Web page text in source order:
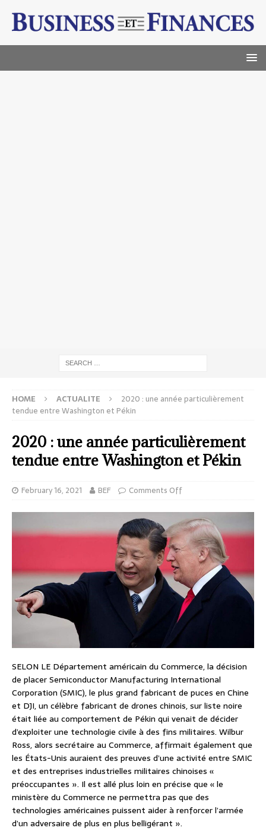
HOME ACTUALITE
2020 : une année particulièrement
tendue entre Washington et Pékin
2020 : une année particulièrement
tendue entre Washington et Pékin
February 16, 2021 BEF Comments Off
SELON LE Département américain du Commerce, la décision
de placer Semiconductor Manufacturing International
Corporation (SMIC), le plus grand fabricant de puces en Chine
et DJI, un célèbre fabricant de drones chinois, sur liste noire
était liée au comportement de Pékin qui venait de décider
d’exploiter une technologie civile à des fins militaires. Wilbur
Ross, alors secrétaire au Commerce, affirmait également que
les États-Unis auraient des preuves d’une activité entre SMIC
et des entreprises industrielles militaires chinoises «
préoccupantes ». Il est allé plus loin en précise que « le
ministère du Commerce ne permettra pas que des
technologies américaines puissent aider à renforcer l’armée
d’un adversaire de plus en plus belligérant ».